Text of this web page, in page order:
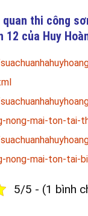
thi công
12 của Huy
nong-mai-ton-tai-
nong-mai-ton-tai-
5/5 - (1 bình